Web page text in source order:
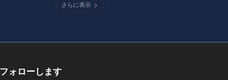
さらに表示
フォローします